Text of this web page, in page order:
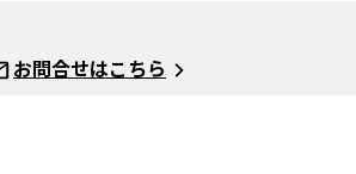
お問合せはこちら